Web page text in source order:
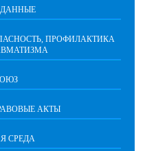
ПРОФИЛАКТИКА
АКТЫ
СРЕДА